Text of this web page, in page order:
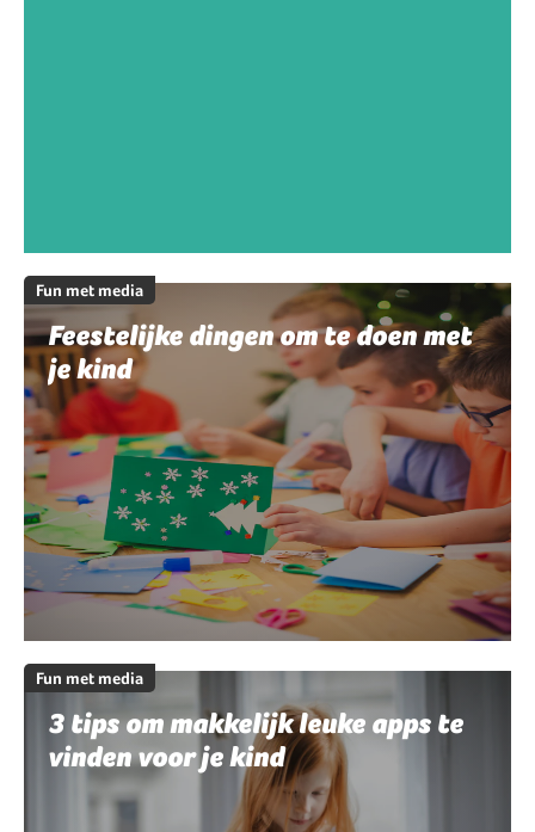
Fun met media
Feestelijke dingen om te doen met
je kind
Fun met media
3 tips om makkelijk leuke apps te
vinden voor je kind